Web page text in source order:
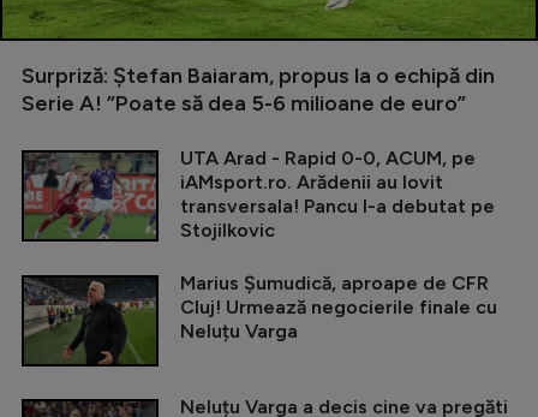
Surpriză: Ștefan Baiaram, propus la o echipă din
Serie A! ”Poate să dea 5-6 milioane de euro”
UTA Arad - Rapid 0-0, ACUM, pe
iAMsport.ro. Arădenii au lovit
transversala! Pancu l-a debutat pe
Stojilkovic
Marius Șumudică, aproape de CFR
Cluj! Urmează negocierile finale cu
Neluțu Varga
Neluțu Varga a decis cine va pregăti